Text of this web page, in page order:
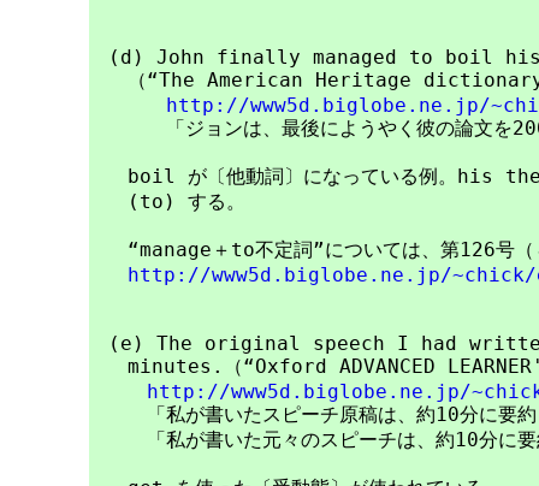
(d) John finally managed to boil his
（“The American Heritage
http://www5d.biglobe.ne.jp/
「ジョンは、最後にようやく彼の論文を200
boil が〔他動詞〕になっている例。his
(to) する。
“manage＋to不定詞”については、第126号（
http://www5d.biglobe.ne.jp/~chick/
(e) The original speech I had
minutes.（“Oxford ADVANCED
http://www5d.biglobe.ne.jp/
「私が書いたスピーチ原稿は、約10分に要約
「私が書いた元々のスピーチは、約10分に要